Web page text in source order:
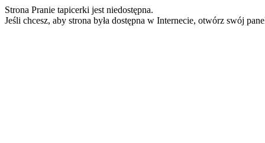
Strona Pranie tapicerki jest niedostępna.
Jeśli chcesz, aby strona była dostępna w Internecie, otwórz swój